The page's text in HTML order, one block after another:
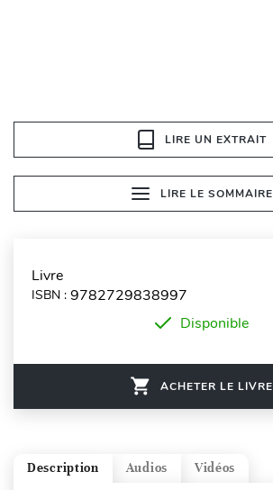
LIRE UN EXTRAIT
LIRE LE SOMMAIRE
Livre
ISBN : 9782729838997
Disponible
ACHETER LE LIVRE
Vidéos
Audios
Description